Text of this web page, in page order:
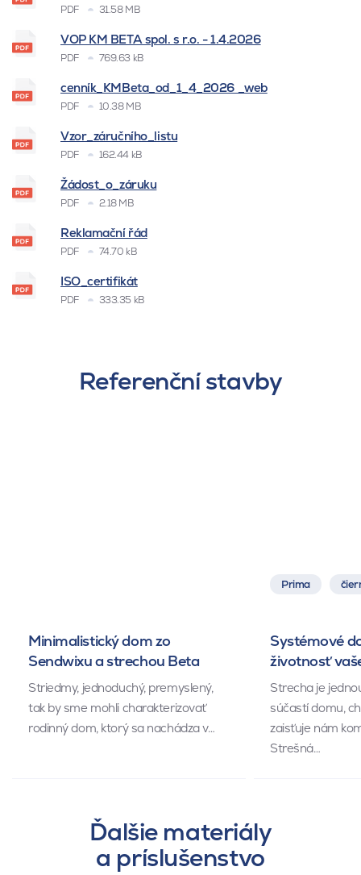
PDF 31.58 MB
VOP KM BETA spol. s r.o. - 1.4.2026
PDF 769.63 kB
cenník_KMBeta_od_1_4_2026 _web
PDF 10.38 MB
Vzor_záručního_listu
PDF 162.44 kB
Žádost_o_záruku
PDF 2.18 MB
Reklamační řád
PDF 74.70 kB
ISO_certifikát
PDF 333.35 kB
Referenční stavby
Minimalistický dom zo
Sendwixu a strechou Beta
Striedmy, jednoduchý, premyslený,
tak by sme mohli charakterizovať
rodinný dom, ktorý sa nachádza v…
Prima
Systémové
životnosť
Strecha je
súčastí domu,
zaisťuje nám
Strešná…
Ďalšie materiály
a príslušenstvo